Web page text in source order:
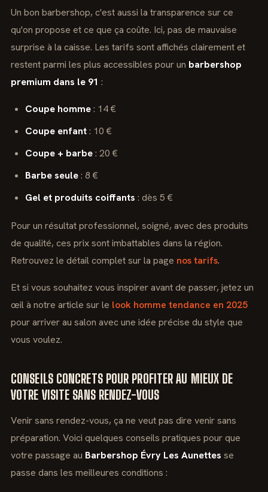
Un bon barbershop, c'est aussi la transparence sur ce
qu'on propose et ce que ça coûte. Ici, pas de mauvaise
surprise à la caisse. Les tarifs sont affichés clairement et
restent parmi les plus accessibles pour un barbershop
premium dans le 91 :
Coupe homme: 14 €
Coupe enfant: 10 €
Coupe + barbe: 20 €
Barbe seule: 8 €
Gel et produits coiffants : dès 5 €
Pour un résultat professionnel, soigné, avec des produits
de qualité, ces prix sont imbattables dans la région.
Retrouvez le détail complet sur la page nos tarifs.
Et si vous souhaitez vous inspirer avant de passer, jetez un
œil à notre article sur le look homme tendance en 2025
pour arriver au salon avec une idée précise du style que
vous voulez.
CONSEILS CONCRETS POUR PROFITER AU MIEUX DE
VOTRE VISITE SANS RENDEZ-VOUS
Venir sans rendez-vous, ça ne veut pas dire venir sans
préparation. Voici quelques conseils pratiques pour que
votre passage au Barbershop Évry Les Aunettes se
passe dans les meilleures conditions :